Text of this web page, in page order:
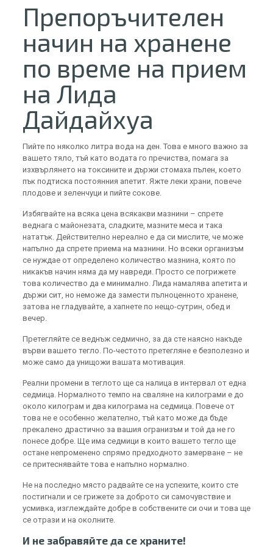
Препоръчителен
начин на хранене
по време на прием
на Лида
Дайдайхуа
Пийте по няколко литра вода на ден. Това е много важно за
вашето тяло, тъй като водата го пречиства, помага за
изхвърлянето на токсините и държи стомаха пълен, което
пък подтиска постоянния апетит. Яжте леки храни, повече
плодове и зеленчуци и пийте сокове.
Избягвайте на всяка цена всякакви мазнини – спрете
веднага с майонезата, сладките, мазните меса и така
нататък. Действително нереално е да си мислите, че може
напълно да спрете приема на мазнини. Но всеки организъм
се нуждае от определено количество мазнина, която по
никакъв начин няма да му навреди. Просто се погрижете
това количество да е минимално. Лида намалява апетита и
държи сит, но неможе да замести пълноценното хранене,
затова не гладувайте, а хапнете по нещо-сутрин, обед и
вечер.
Претегляйте се веднъж седмично, за да сте наясно накъде
върви вашето тегло. По-честото претегляне е безполезно и
може само да унищожи вашата мотивация.
Реални промени в теглото ще са налица в интервал от една
седмица. Нормалното темпо на сваляне на килограми е до
около килограм и два килограма на седмица. Повече от
това не е особенно желателно, тъй като може да бъде
прекалено драстично за вашия огранизъм и той да не го
понесе добре. Ще има седмици в които вашето тегло ще
остане непроменено спрямо предходното замерване – не
се притеснявайте това е напълно нормално.
Не на последно място радвайте се на успехите, които сте
постигнали и се грижете за доброто си самочувствие и
усмивка, изглеждайте добре в собствените си очи и това ще
се отрази и на околните.
И не забравяйте да се храните!